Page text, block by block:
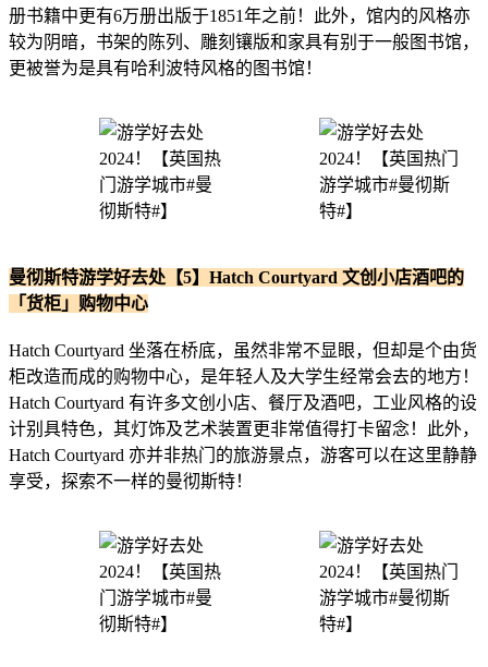
册书籍中更有6万册出版于1851年之前！此外，馆内的风格亦
较为阴暗，书架的陈列、雕刻镶版和家具有别于一般图书馆，
更被誉为是具有哈利波特风格的图书馆！
曼彻斯特游学好去处【5】Hatch Courtyard 文创小店酒吧的
「货柜」购物中心
Hatch Courtyard 坐落在桥底，虽然非常不显眼，但却是个由货
柜改造而成的购物中心，是年轻人及大学生经常会去的地方！
Hatch Courtyard 有许多文创小店、餐厅及酒吧，工业风格的设
计别具特色，其灯饰及艺术装置更非常值得打卡留念！此外，
Hatch Courtyard 亦并非热门的旅游景点，游客可以在这里静静
享受，探索不一样的曼彻斯特！